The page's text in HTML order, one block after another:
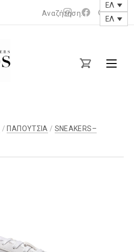
Νέο
παράθυρο
Νέο
παράθυρο
ΕΛ
ΕΛ
/ ΠΑΠΟΥΤΣΙΑ / SNEAKERS–